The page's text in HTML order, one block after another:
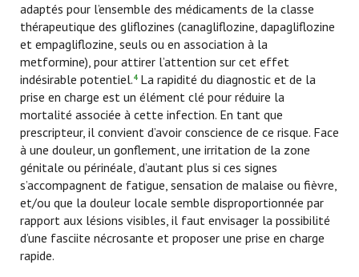
adaptés pour l’ensemble des médicaments de la classe
thérapeutique des gliflozines (canagliflozine, dapagliflozine
et empagliflozine, seuls ou en association à la
metformine), pour attirer l’attention sur cet effet
indésirable potentiel.4La rapidité du diagnostic et de la
prise en charge est un élément clé pour réduire la
mortalité associée à cette infection. En tant que
prescripteur, il convient d’avoir conscience de ce risque. Face
à une douleur, un gonflement, une irritation de la zone
génitale ou périnéale, d’autant plus si ces signes
s’accompagnent de fatigue, sensation de malaise ou fièvre,
et/ou que la douleur locale semble disproportionnée par
rapport aux lésions visibles, il faut envisager la possibilité
d’une fasciite nécrosante et proposer une prise en charge
rapide.